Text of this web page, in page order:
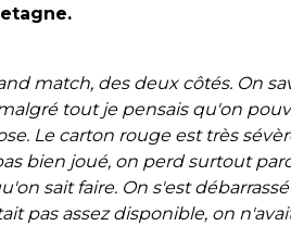
match, des deux côtés. On
tout je pensais qu'on
Le carton rouge est très
bien joué, on perd surtout
sait faire. On s'est
pas assez disponible, on